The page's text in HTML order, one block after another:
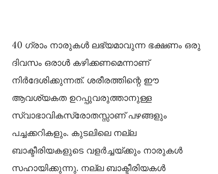
40 ഗ്രാം നാരുകൾ ലഭ്യമാവുന്ന ഭക്ഷണം ഒരു
ദിവസം ഒരാൾ കഴിക്കണമെന്നാണ്
നിർദേശിക്കുന്നത്. ശരീരത്തിന്റെ ഈ
ആവശ്യകത ഉറപ്പുവരുത്താനുള്ള
സ്വാഭാവികസ്രോതസ്സാണ് പഴങ്ങളും
പച്ചക്കറികളും. കുടലിലെ നല്ല
ബാക്ടീരിയകളുടെ വളർച്ചയ്ക്കും നാരുകൾ
സഹായിക്കുന്നു. നല്ല ബാക്ടീരിയകൾ